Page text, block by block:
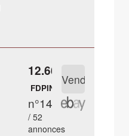
12.66 €
FDPIN
n°14
/ 52
annonces